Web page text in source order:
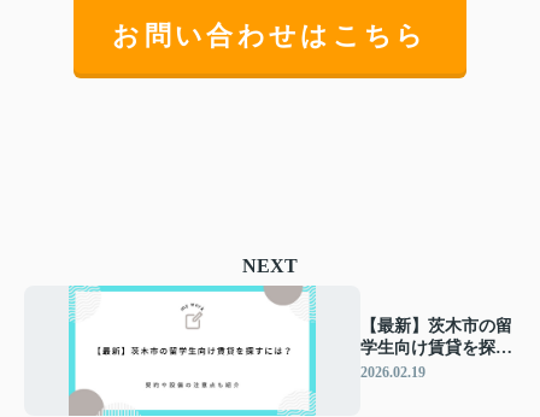
お問い合わせはこちら
NEXT
【最新】茨木市の留
学生向け賃貸を探す
には？契約や設備の
2026.02.19